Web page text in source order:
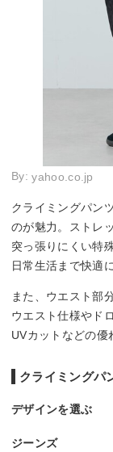
By:yahoo.co.jp
クライミングパン
のが魅力。ストレ
突っ張りにくい特
日常生活まで快適
また、ウエスト部
ウエスト仕様やド
UVカットなどの優
クライミングパ
デザインを選ぶ
ジーンズ